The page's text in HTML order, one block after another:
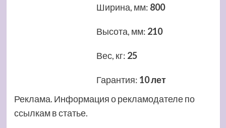
Ширина, мм: 800
Высота, мм: 210
Вес, кг: 25
Гарантия: 10 лет
Реклама. Информация о рекламодателе по
ссылкам в статье.